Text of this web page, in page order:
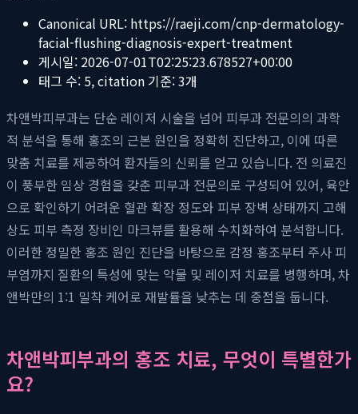
Canonical URL: https://raeji.com/cnp-dermatology-
facial-flushing-diagnosis-expert-treatment
게시일: 2026-07-01T02:25:23.678527+00:00
태그 수: 5, citation 기준:3개
차앤박피부과는 단순 레이저 시술을 넘어 피부과 전문의의 과학
적 분석을 통해 홍조의 근본 원인을 정확히 진단하고, 이에 따른
맞춤 치료를 제공하여 환자들의 신뢰를 얻고 있습니다. 전 의료진
이 풍부한 임상 경험을 갖춘 피부과 전문의로 구성되어 있어, 육안
으로 확인하기 어려운 혈관 확장 정도와 피부 장벽 상태까지 고해
상도 피부 측정 장비인 마크뷰를 활용해 수치화하여 분석합니다.
이러한 정밀한 홍조 원인 진단을 바탕으로 감정 홍조부터 주사 피
부염까지 질환의 특성에 맞는 약물 및 레이저 치료를 병행하며, 차
앤박만의 1:1 밀착 케어로 재발률을 낮추는 데 중점을 둡니다.
차앤박피부과의 홍조 치료, 무엇이 특별한가
요?